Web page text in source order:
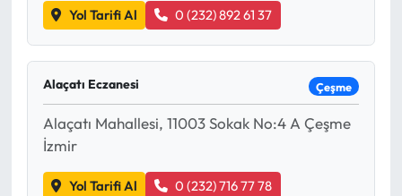
Yol Tarifi Al 0 (232) 892 61 37
Alaçatı Eczanesi Çeşme
Alaçatı Mahallesi, 11003 Sokak No:4 A Çeşme
İzmir
Yol Tarifi Al 0 (232) 716 77 78